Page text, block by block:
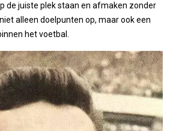
de juiste plek staan en afmaken zonder
alleen doelpunten op, maar ook een
het voetbal.